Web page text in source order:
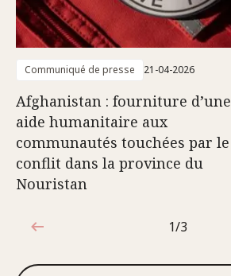
Communiqué de presse 21-04-2026
Afghanistan : fourniture d’une
aide humanitaire aux
communautés touchées par le
conflit dans la province du
Nouristan
1sur3
1/3